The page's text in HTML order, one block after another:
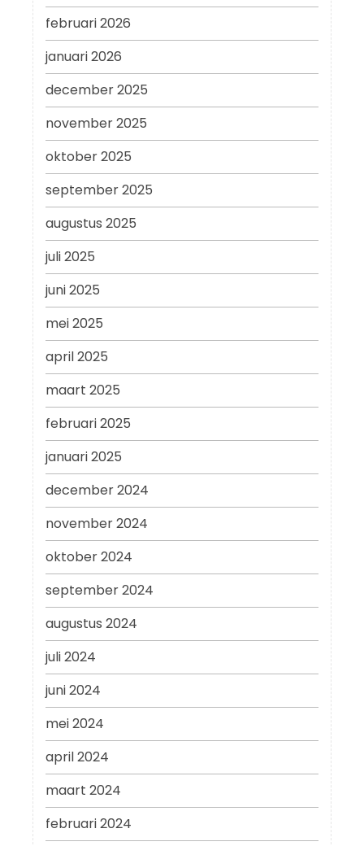
februari 2026
januari 2026
december 2025
november 2025
oktober 2025
september 2025
augustus 2025
juli 2025
juni 2025
mei 2025
april 2025
maart 2025
februari 2025
januari 2025
december 2024
november 2024
oktober 2024
september 2024
augustus 2024
juli 2024
juni 2024
mei 2024
april 2024
maart 2024
februari 2024